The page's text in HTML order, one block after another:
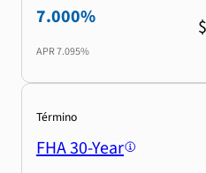
7.000%
APR7.095%
Término
FHA 30-Year